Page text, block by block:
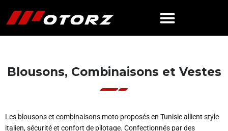
Blousons, Combinaisons et Vestes
Les blousons et combinaisons moto proposés en Tunisie allient style
italien, sécurité et confort de pilotage. Confectionnés par des